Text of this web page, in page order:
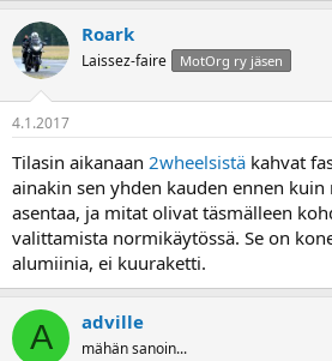
Roark
Laissez-faire MotOrg ry jäsen
4.1.2017
Tilasin aikanaan 2wheelsistä kahvat
ainakin sen yhden kauden ennen
asentaa, ja mitat olivat täsmälleen
valittamista normikäytössä. Se on
alumiinia, ei kuuraketti.
A adville
mähän sanoin...